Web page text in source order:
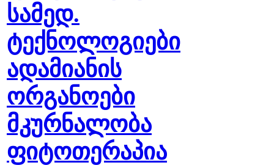
სამედ.
ტექნოლოგიები
ადამიანის
ორგანოები
მკურნალობა
ფიტოთერაპია